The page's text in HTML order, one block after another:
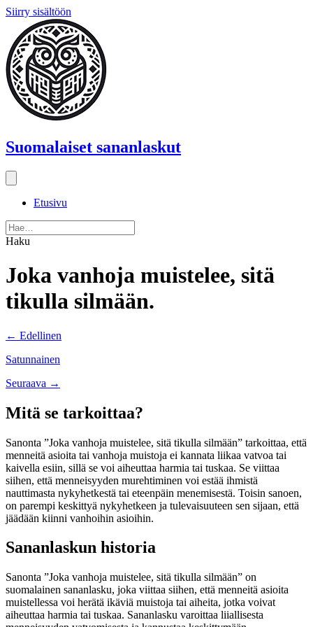
Siirry sisältöön
Suomalaiset sananlaskut
Etusivu
Haku
Joka vanhoja muistelee, sitä
tikulla silmään.
Posts
navigation
← Edellinen
Satunnainen
Posts
navigation
Seuraava →
Mitä se tarkoittaa?
Sanonta ”Joka vanhoja muistelee, sitä tikulla silmään” tarkoittaa, että
menneitä asioita tai vanhoja muistoja ei kannata liikaa vatvoa tai
kaivella esiin, sillä se voi aiheuttaa harmia tai tuskaa. Se viittaa
siihen, että menneisyyden murehtiminen voi estää ihmistä
nauttimasta nykyhetkestä tai eteenpäin menemisestä. Toisin sanoen,
on parempi keskittyä nykyhetkeen ja tulevaisuuteen sen sijaan, että
jäädään kiinni vanhoihin asioihin.
Sananlaskun historia
Sanonta ”Joka vanhoja muistelee, sitä tikulla silmään” on
suomalainen sananlasku, joka viittaa siihen, että menneitä asioita
muistellessa voi herätä ikäviä muistoja tai aiheita, jotka voivat
aiheuttaa harmia tai tuskaa. Sananlasku varoittaa liiallisesta